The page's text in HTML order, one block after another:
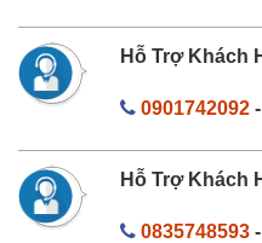
Hỗ Trợ Khách
0901742092-
Hỗ Trợ Khách
0835748593-